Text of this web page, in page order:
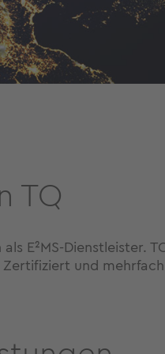
TQ
E²MS-Dienstleister.
und